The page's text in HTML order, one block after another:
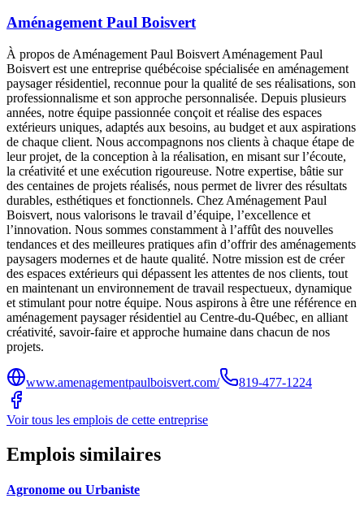
Aménagement Paul Boisvert
À propos de Aménagement Paul Boisvert Aménagement Paul
Boisvert est une entreprise québécoise spécialisée en aménagement
paysager résidentiel, reconnue pour la qualité de ses réalisations, son
professionnalisme et son approche personnalisée. Depuis plusieurs
années, notre équipe passionnée conçoit et réalise des espaces
extérieurs uniques, adaptés aux besoins, au budget et aux aspirations
de chaque client. Nous accompagnons nos clients à chaque étape de
leur projet, de la conception à la réalisation, en misant sur l’écoute,
la créativité et une exécution rigoureuse. Notre expertise, bâtie sur
des centaines de projets réalisés, nous permet de livrer des résultats
durables, esthétiques et fonctionnels. Chez Aménagement Paul
Boisvert, nous valorisons le travail d’équipe, l’excellence et
l’innovation. Nous sommes constamment à l’affût des nouvelles
tendances et des meilleures pratiques afin d’offrir des aménagements
paysagers modernes et de haute qualité. Notre mission est de créer
des espaces extérieurs qui dépassent les attentes de nos clients, tout
en maintenant un environnement de travail respectueux, dynamique
et stimulant pour notre équipe. Nous aspirons à être une référence en
aménagement paysager résidentiel au Centre-du-Québec, en alliant
créativité, savoir-faire et approche humaine dans chacun de nos
projets.
www.amenagementpaulboisvert.com/ 819-477-1224
Voir tous les emplois de cette entreprise
Emplois similaires
Agronome ou Urbaniste